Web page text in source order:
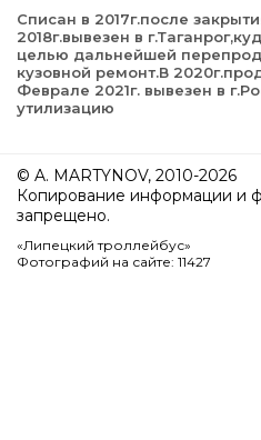
Списан в 2017г.после
2018г.вывезен в
целью дальнейшей
кузовной ремонт.В
Феврале 2021г. вывезен в
утилизацию
© A. MARTYNOV, 2010-2026
Копирование информации и
запрещено.
«Липецкий троллейбус»
Фотографий на сайте: 11427